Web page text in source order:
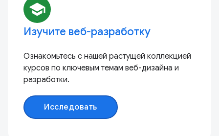
school
Изучите веб-разработку
Ознакомьтесь с нашей растущей коллекцией
курсов по ключевым темам веб-дизайна и
разработки.
Исследовать